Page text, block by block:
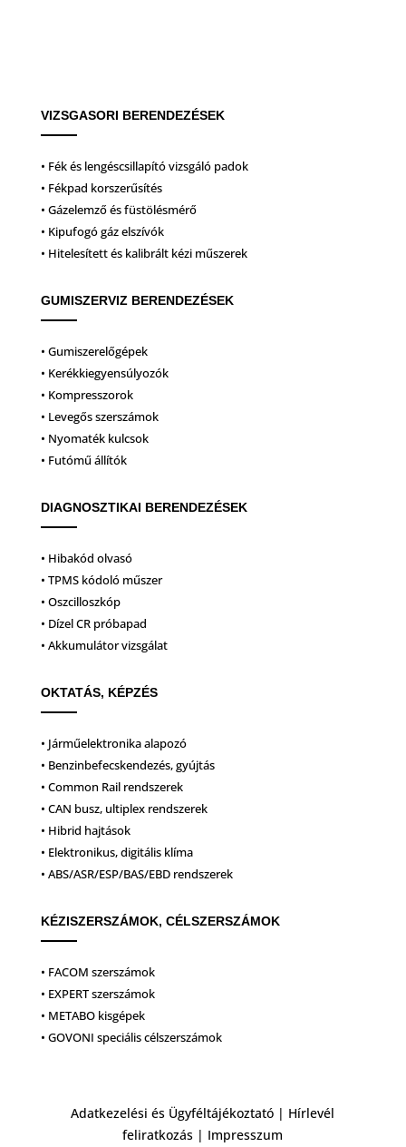
VIZSGASORI BERENDEZÉSEK
• Fék és lengéscsillapító vizsgáló padok
• Fékpad korszerűsítés
• Gázelemző és füstölésmérő
• Kipufogó gáz elszívók
• Hitelesített és kalibrált kézi műszerek
GUMISZERVIZ BERENDEZÉSEK
• Gumiszerelőgépek
• Kerékkiegyensúlyozók
• Kompresszorok
• Levegős szerszámok
• Nyomaték kulcsok
• Futómű állítók
DIAGNOSZTIKAI BERENDEZÉSEK
• Hibakód olvasó
• TPMS kódoló műszer
• Oszcilloszkóp
• Dízel CR próbapad
• Akkumulátor vizsgálat
OKTATÁS, KÉPZÉS
• Járműelektronika alapozó
• Benzinbefecskendezés, gyújtás
• Common Rail rendszerek
• CAN busz, ultiplex rendszerek
• Hibrid hajtások
• Elektronikus, digitális klíma
• ABS/ASR/ESP/BAS/EBD rendszerek
KÉZISZERSZÁMOK, CÉLSZERSZÁMOK
• FACOM szerszámok
• EXPERT szerszámok
• METABO kisgépek
• GOVONI speciális célszerszámok
Adatkezelési és Ügyféltájékoztató | Hírlevél
feliratkozás | Impresszum